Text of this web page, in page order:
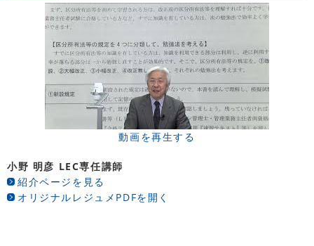
動画を再生する
小野 明彦 LEC専任講師
紹介ページを見る
オリジナルレジュメPDFを開く